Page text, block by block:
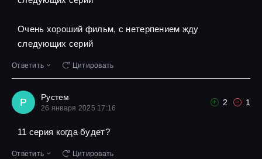
Очень хороший фильм, с нетерпением жду
следующих серий
Ответить Цитировать
Р Рустем
26 января 2025 17:16
2 1
11 серия когда будет?
Ответить Цитировать